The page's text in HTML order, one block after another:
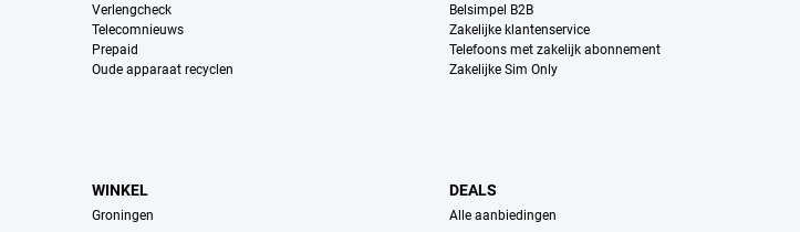
Verlengcheck
Telecomnieuws
Prepaid
Oude apparaat recyclen
Belsimpel B2B
Zakelijke klantenservice
Telefoons met zakelijk abonnement
Zakelijke Sim Only
WINKEL
Groningen
DEALS
Alle aanbiedingen